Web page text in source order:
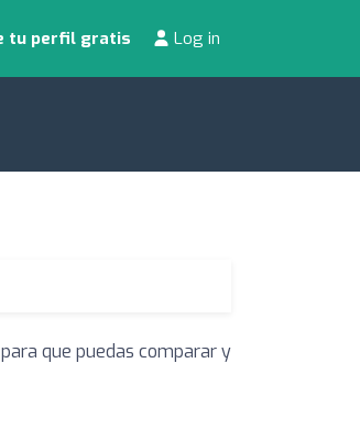
tu perfil gratis Log in
que puedas comparar y